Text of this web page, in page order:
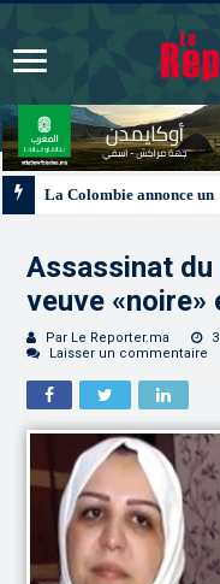
Assassinat
veuve
Par Le Reporter.ma
Laisser un commentaire